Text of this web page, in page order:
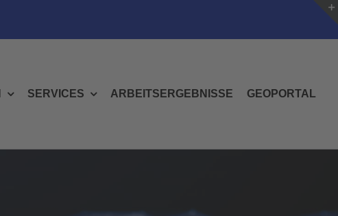
SERVICES ARBEITSERGEBNISSE GEOPORTAL